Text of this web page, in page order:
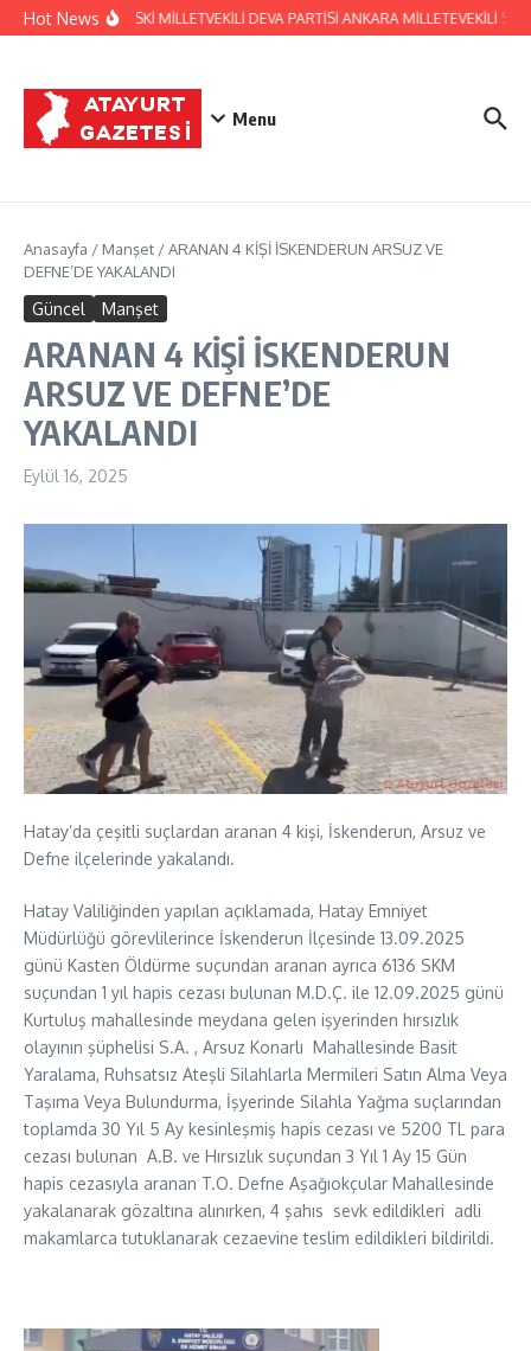
İçeriğe atla
Hot NewsHATAY ESKİ MİLLETVEKİLİ DEVA PARTİSİ ANKARA MİLLETEVEKİLİ
Menu
Anasayfa / Manşet /ARANAN 4 KİŞİ İSKENDERUN ARSUZ VE
DEFNE’DE YAKALANDI
Güncel Manşet
ARANAN 4 KİŞİ İSKENDERUN
ARSUZ VE DEFNE’DE
YAKALANDI
Eylül 16, 2025
Hatay’da çeşitli suçlardan aranan 4 kişi, İskenderun, Arsuz ve
Defne ilçelerinde yakalandı.
Hatay Valiliğinden yapılan açıklamada, Hatay Emniyet
Müdürlüğü görevlilerince İskenderun İlçesinde 13.09.2025
günü Kasten Öldürme suçundan aranan ayrıca 6136 SKM
suçundan 1 yıl hapis cezası bulunan M.D.Ç. ile 12.09.2025 günü
Kurtuluş mahallesinde meydana gelen işyerinden hırsızlık
olayının şüphelisi S.A. , Arsuz Konarlı Mahallesinde Basit
Yaralama, Ruhsatsız Ateşli Silahlarla Mermileri Satın Alma Veya
Taşıma Veya Bulundurma, İşyerinde Silahla Yağma suçlarından
toplamda 30 Yıl 5 Ay kesinleşmiş hapis cezası ve 5200 TL para
cezası bulunan A.B. ve Hırsızlık suçundan 3 Yıl 1 Ay 15 Gün
hapis cezasıyla aranan T.O. Defne Aşağıokçular Mahallesinde
yakalanarak gözaltına alınırken, 4 şahıs sevk edildikleri adli
makamlarca tutuklanarak cezaevine teslim edildikleri bildirildi.